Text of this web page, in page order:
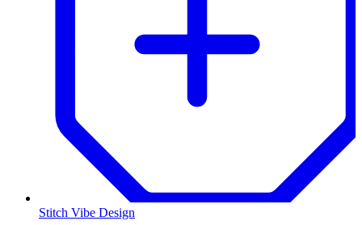
Stitch Vibe Design